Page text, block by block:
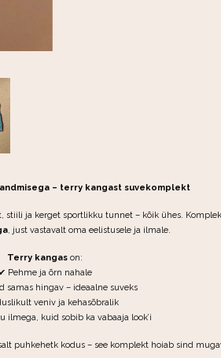
– terry kangast suvekomplekt
stiili ja kerget sportlikku tunnet – kõik ühes.
, just vastavalt oma eelistusele ja ilmale.
Terry kangas on:
✔ Pehme ja õrn nahale
samas hingav – ideaalne suveks
veniv ja kehasõbralik
ilmega, kuid sobib ka vabaaja look’i
puhkehetk kodus – see komplekt hoiab sind